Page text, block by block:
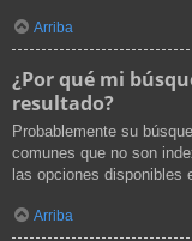
Arriba
¿Por qué mi
resultado?
Probablemente su
comunes que no son
las opciones disponibles
Arriba